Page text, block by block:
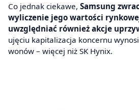
Co jednak ciekawe, Samsung
wyliczenie jego wartości
uwzględniać również akcje
ujęciu kapitalizacja koncernu
wonów – więcej niż SK Hynix.